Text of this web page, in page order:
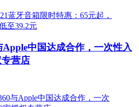
Apple中国达成合作，一次性入
营店